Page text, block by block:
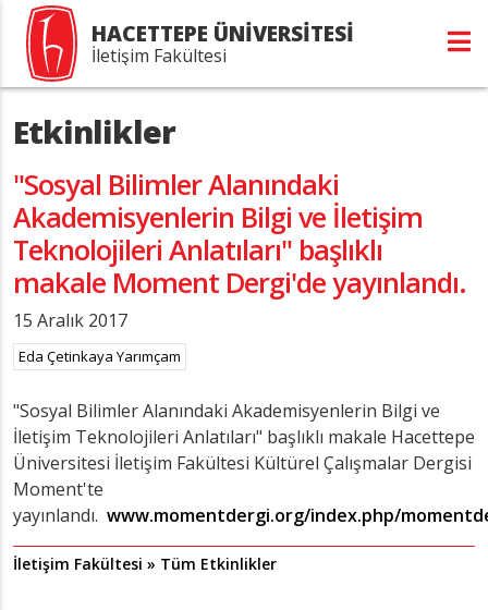
HACETTEPE ÜNİVERSİTESİ
İletişim Fakültesi
Etkinlikler
"Sosyal Bilimler Alanındaki
Akademisyenlerin Bilgi ve İletişim
Teknolojileri Anlatıları" başlıklı
makale Moment Dergi'de yayınlandı.
15 Aralık 2017
Eda Çetinkaya Yarımçam
"Sosyal Bilimler Alanındaki Akademisyenlerin Bilgi ve
İletişim Teknolojileri Anlatıları" başlıklı makale Hacettepe
Üniversitesi İletişim Fakültesi Kültürel Çalışmalar Dergisi
Moment'te
yayınlandı. www.momentdergi.org/index.php/
İletişim Fakültesi » Tüm Etkinlikler